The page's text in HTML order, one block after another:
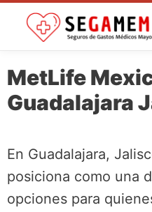
MetLife
Guadalajara
En Guadalajara,
posiciona como una
opciones para